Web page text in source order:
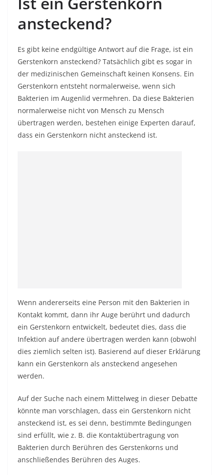
ansteckend?
Es gibt keine endgültige Antwort auf die Frage, ist ein
Gerstenkorn ansteckend? Tatsächlich gibt es sogar in
der medizinischen Gemeinschaft keinen Konsens. Ein
Gerstenkorn entsteht normalerweise, wenn sich
Bakterien im Augenlid vermehren. Da diese Bakterien
normalerweise nicht von Mensch zu Mensch
übertragen werden, bestehen einige Experten darauf,
dass ein Gerstenkorn nicht ansteckend ist.
Wenn andererseits eine Person mit den Bakterien in
Kontakt kommt, dann ihr Auge berührt und dadurch
ein Gerstenkorn entwickelt, bedeutet dies, dass die
Infektion auf andere übertragen werden kann (obwohl
dies ziemlich selten ist). Basierend auf dieser Erklärung
kann ein Gerstenkorn als ansteckend angesehen
werden.
Auf der Suche nach einem Mittelweg in dieser Debatte
könnte man vorschlagen, dass ein Gerstenkorn nicht
ansteckend ist, es sei denn, bestimmte Bedingungen
sind erfüllt, wie z. B. die Kontaktübertragung von
Bakterien durch Berühren des Gerstenkorns und
anschließendes Berühren des Auges.